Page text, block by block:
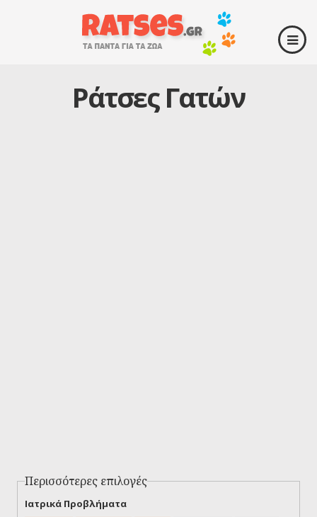
Ράτσες Γατών
Περισσότερες επιλογές
Ιατρικά Προβλήματα